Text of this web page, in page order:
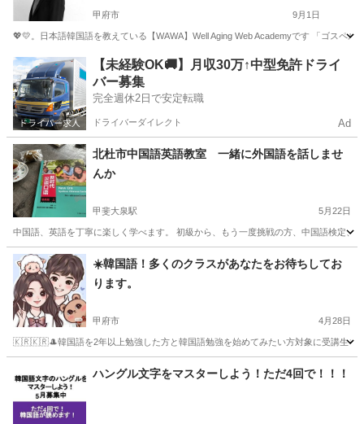
甲府市 9月1日
💖💛。日本語韓国語を教えている【WAWA】Well Aging Web Academyです 「ゴスペ
山梨 甲府市 韓国語 コミュニティ
【未経験OK🚚】月収30万↑中型免許ドライ
バー募集
完全週休2日で安定転職
ドライバーダイレクト Ad
北杜市中国語英語教室 一緒に外国語を話しませ
んか
甲斐大泉駅 5月22日
中国語、英語を丁寧に楽しく学べます。 初級から、もう一度挑戦の方、中国語検定
山梨 北杜市 甲斐大泉駅 中国語 シニア
☀️韓国語！多くのクラスがあなたをお待ちしてお
ります。
甲府市 4月28日
🇰🇷🇰🇷🎩韓国語を2年以上勉強した方と韓国語勉強を始めてみたい方対象に受講生を
韓国語 長野 長野市 韓国語 小学生
ハングル文字をマスターしよう！ただ4回で！！！